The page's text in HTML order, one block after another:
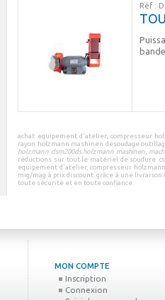
Réf :
achat equipement d'atelier, compresseur
rayon holzmann mashinen desoudage
holzmann dsm200ds holzmann mashinen,
réductions sur tout le matériel de soudure.
equipement d'atelier, compresseur
mig/mag à prix discount.grâce à une livraison
toute sécurité et en toute confiance.
MON COMPTE
Inscription
Connexion